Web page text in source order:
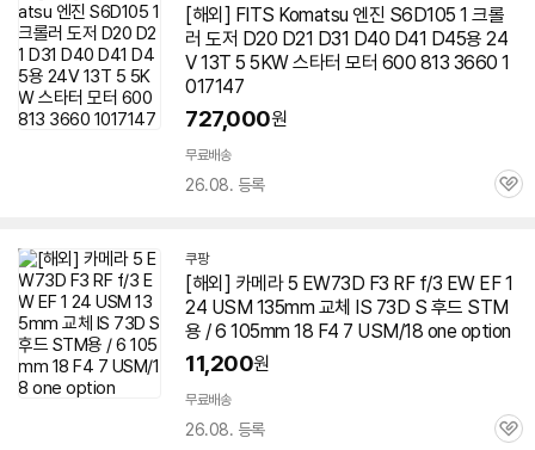
[해외] FITS Komatsu 엔진 S6D105 1 크롤
러 도저 D20 D21 D31 D40 D41 D45용 24
V 13T 5 5KW 스타터 모터 600 813 3660 1
017147
727,000원
무료배송
26.08. 등록
관
쿠팡
[해외] 카메라 5 EW73D F3 RF f/3 EW EF 1
24 USM 135mm 교체 IS 73D S 후드 STM
용 / 6 105mm 18 F4 7 USM/18 one option
11,200원
무료배송
26.08. 등록
관